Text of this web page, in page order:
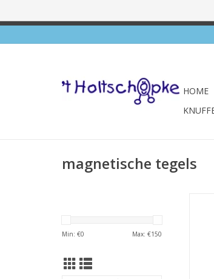
HOME
magnetische tegels
Min: €0 Max: €150